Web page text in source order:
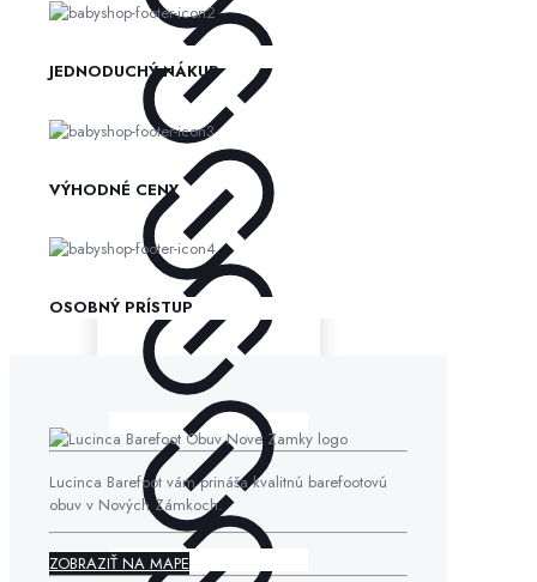
JEDNODUCHÝ NÁKUP
VÝHODNÉ CENY
OSOBNÝ PRÍSTUP
Lucinca Barefoot vám prináša kvalitnú barefootovú
obuv v Nových Zámkoch.
ZOBRAZIŤ NA MAPE